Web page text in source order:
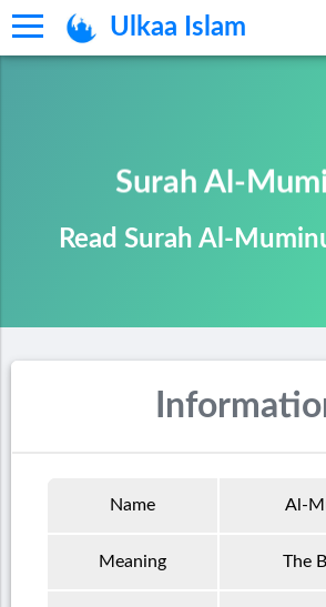
Ulkaa Islam
Surah Al-
Read Surah Al-
Name Al-
Meaning The